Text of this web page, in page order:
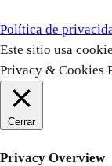
Política de
Este sitio usa
Privacy & Cookies
Cerrar
Privacy Overview